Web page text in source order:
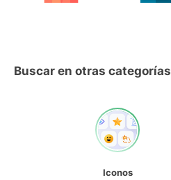
Buscar en otras categorías
Iconos